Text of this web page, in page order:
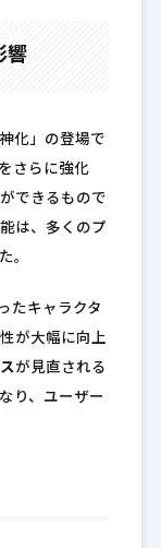
響
化」の登場で
さらに強化
できるもので
は、多くのプ
。
たキャラクタ
が大幅に向上
が見直される
り、ユーザー